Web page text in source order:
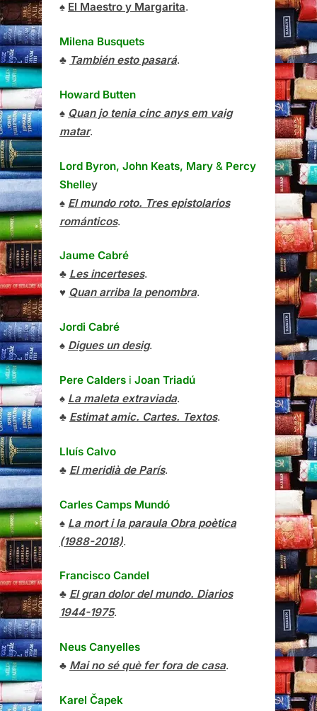
♠ El Maestro y Margarita.
Milena Busquets
♣ También esto pasará.
Howard Butten
♠ Quan jo tenia cinc anys em vaig
matar.
Lord Byron, John Keats, Mary & Percy
Shelley
♠ El mundo roto. Tres epistolarios
románticos.
Jaume Cabré
♣ Les incerteses.
♥ Quan arriba la penombra.
Jordi Cabré
♠ Digues un desig.
Pere Calders i Joan Triadú
♠ La maleta extraviada.
♣ Estimat amic. Cartes. Textos.
Lluís Calvo
♣ El meridià de París.
Carles Camps Mundó
♠ La mort i la paraula Obra poètica
(1988-2018).
Francisco Candel
♣ El gran dolor del mundo. Diarios
1944-1975.
Neus Canyelles
♣ Mai no sé què fer fora de casa.
Karel Čapek